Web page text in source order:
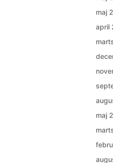
maj
april
maj